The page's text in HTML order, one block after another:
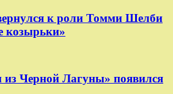
к роли Томми Шелби
козырьки»
Черной Лагуны» появился